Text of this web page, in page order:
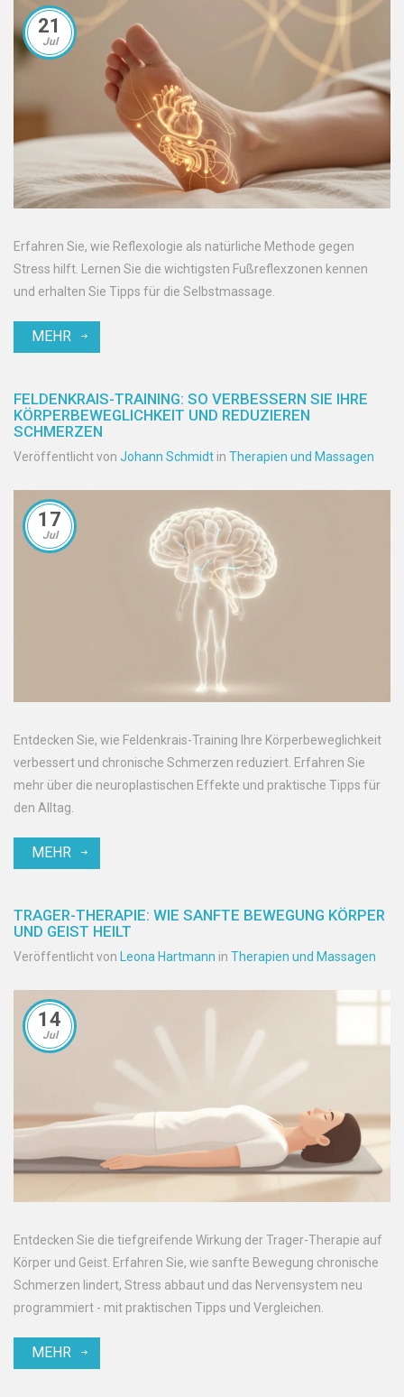
21
Jul
Erfahren Sie, wie Reflexologie als natürliche Methode gegen
Stress hilft. Lernen Sie die wichtigsten Fußreflexzonen kennen
und erhalten Sie Tipps für die Selbstmassage.
MEHR
FELDENKRAIS-TRAINING: SO VERBESSERN SIE IHRE
KÖRPERBEWEGLICHKEIT UND REDUZIEREN
SCHMERZEN
Veröffentlicht von Johann Schmidt in Therapien und Massagen
17
Jul
Entdecken Sie, wie Feldenkrais-Training Ihre Körperbeweglichkeit
verbessert und chronische Schmerzen reduziert. Erfahren Sie
mehr über die neuroplastischen Effekte und praktische Tipps für
den Alltag.
MEHR
TRAGER-THERAPIE: WIE SANFTE BEWEGUNG KÖRPER
UND GEIST HEILT
Veröffentlicht von Leona Hartmann in Therapien und Massagen
14
Jul
Entdecken Sie die tiefgreifende Wirkung der Trager-Therapie auf
Körper und Geist. Erfahren Sie, wie sanfte Bewegung chronische
Schmerzen lindert, Stress abbaut und das Nervensystem neu
programmiert - mit praktischen Tipps und Vergleichen.
MEHR